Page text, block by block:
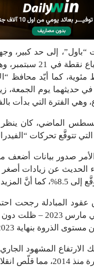
إلى حد كبير،
قدرها ثلاثة
مئوية، كما أيّد محافظ
حديثهما يوم الجمعة،
وهي الفترة التي بدأت
الماضي، كان ينظر
التي تتوقَّع تحركات
الأمر صدور بيانات
متوقَّع لأغسطس إلى 8%.
برغم أنَّه حتى الشهر الماضي كان يرجح خفضاً قدره نصف نقطة مئوية.